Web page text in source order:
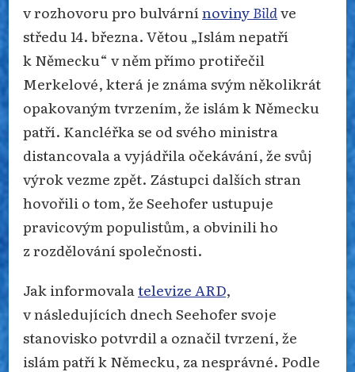
v rozhovoru pro bulvární novinyBildve
středu 14. března. Větou „Islám nepatří
k Německu“ v něm přímo protiřečil
Merkelové, která je známa svým několikrát
opakovaným tvrzením, že islám k Německu
patří. Kancléřka se od svého ministra
distancovala a vyjádřila očekávání, že svůj
výrok vezme zpět. Zástupci dalších stran
hovořili o tom, že Seehofer ustupuje
pravicovým populistům, a obvinili ho
z rozdělování společnosti.
Jak informovala televize ARD,
v následujících dnech Seehofer svoje
stanovisko potvrdil a označil tvrzení, že
islám patří k Německu, za nesprávné. Podle